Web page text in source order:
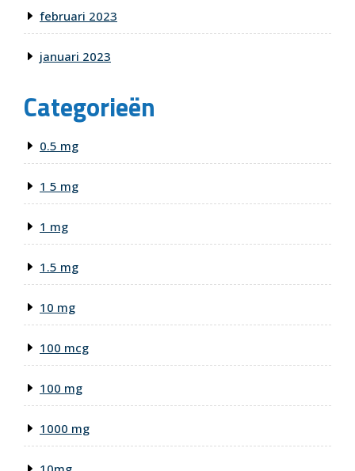
februari 2023
januari 2023
Categorieën
0.5 mg
1 5 mg
1 mg
1.5 mg
10 mg
100 mcg
100 mg
1000 mg